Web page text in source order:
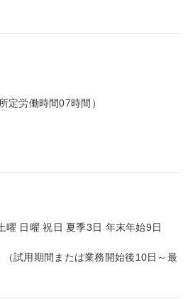
定労働時間07時間）
曜 日曜 祝日 夏季3日 年末年始9日
試用期間または業務開始後10日～最